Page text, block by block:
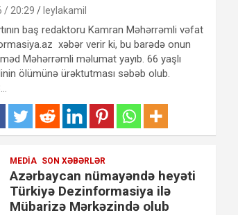
/ 20:29 leylakamil
baş redaktoru Kamran Məhərrəmli vəfat
xəbər verir ki, bu barədə onun
Məhərrəmli məlumat yayıb. 66 yaşlı
ölümünə ürəktutması səbəb olub.
MEDIA SON XƏBƏRLƏR
Azərbaycan nümayəndə heyəti
Türkiyə Dezinformasiya ilə
Mübarizə Mərkəzində olub